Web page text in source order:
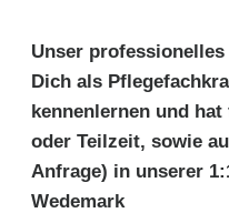
Unser
Dich als
kennenlernen und
oder Teilzeit, sowie
Anfrage) in unserer
Wedemark